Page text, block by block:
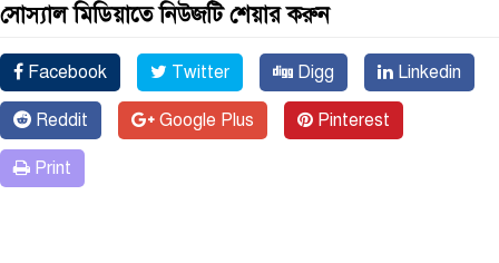
সোস্যাল মিডিয়াতে নিউজটি শেয়ার করুন
Facebook Twitter Digg Linkedin
Reddit Google Plus Pinterest
Print